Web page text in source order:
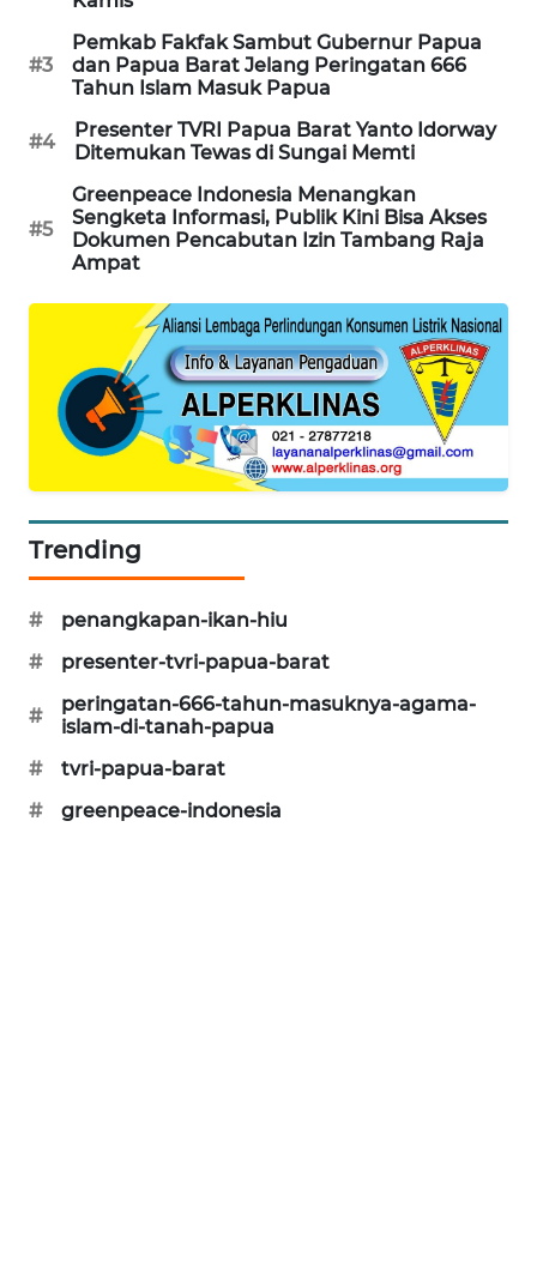
#3
Pemkab Fakfak Sambut Gubernur Papua
dan Papua Barat Jelang Peringatan 666
Tahun Islam Masuk Papua
#4
Presenter TVRI Papua Barat Yanto Idorway
Ditemukan Tewas di Sungai Memti
#5
Greenpeace Indonesia Menangkan
Sengketa Informasi, Publik Kini Bisa Akses
Dokumen Pencabutan Izin Tambang Raja
Ampat
Trending
#
penangkapan-ikan-hiu
#
presenter-tvri-papua-barat
#
peringatan-666-tahun-masuknya-agama-
islam-di-tanah-papua
#
tvri-papua-barat
#
greenpeace-indonesia
NEWS
KRT
NEWS
KARING
NEWS
HUMBANG
NEWS
NEWS
FISUELRI
ID
NEWS
CILEUNGSI
NEWS
BERKAT